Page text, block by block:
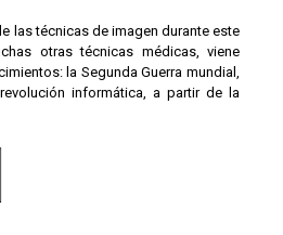
las técnicas de imagen durante este
otras técnicas médicas, viene
la Segunda Guerra mundial,
informática, a partir de la